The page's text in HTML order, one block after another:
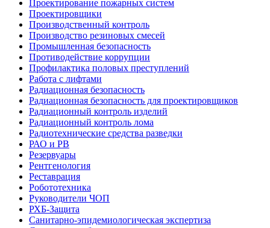
Проектирование пожарных систем
Проектировщики
Производственный контроль
Производство резиновых смесей
Промышленная безопасность
Противодействие коррупции
Профилактика половых преступлений
Работа с лифтами
Радиационная безопасность
Радиационная безопасность для проектировщиков
Радиационный контроль изделий
Радиационный контроль лома
Радиотехнические средства разведки
РАО и РВ
Резервуары
Рентгенология
Реставрация
Робототехника
Руководители ЧОП
РХБ-Защита
Санитарно-эпидемиологическая экспертиза